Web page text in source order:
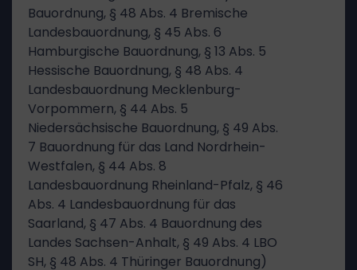
Bauordnung, § 48 Abs. 4 Bremische
Landesbauordnung, § 45 Abs. 6
Hamburgische Bauordnung, § 13 Abs. 5
Hessische Bauordnung, § 48 Abs. 4
Landesbauordnung Mecklenburg-
Vorpommern, § 44 Abs. 5
Niedersächsische Bauordnung, § 49 Abs.
7 Bauordnung für das Land Nordrhein-
Westfalen, § 44 Abs. 8
Landesbauordnung Rheinland-Pfalz, § 46
Abs. 4 Landesbauordnung für das
Saarland, § 47 Abs. 4 Bauordnung des
Landes Sachsen-Anhalt, § 49 Abs. 4 LBO
SH, § 48 Abs. 4 Thüringer Bauordnung)